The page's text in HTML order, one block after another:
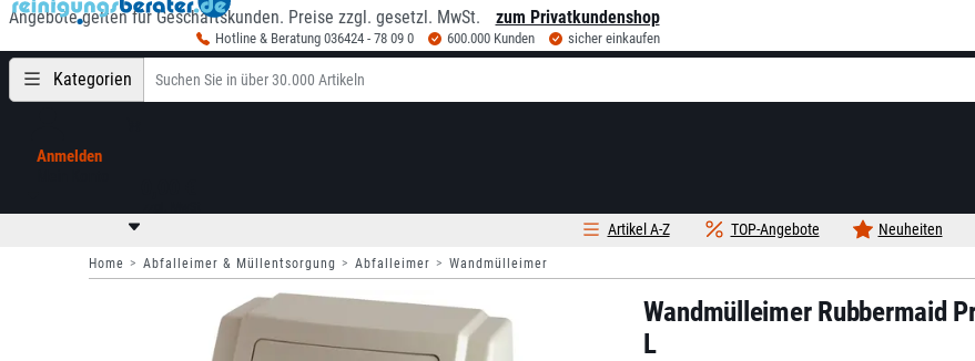
Angebote gelten für Geschäftskunden. Preise zzgl. gesetzl. MwSt. zum Privatkundenshop
Hotline & Beratung 036424 - 78 09 0 600.000 Kunden sicher einkaufen
Kategorien
Anmelden
Neuheiten
TOP-Angebote
Artikel A-Z
Home Abfalleimer & Müllentsorgung Abfalleimer Wandmülleimer
Wandmülleimer Rubbermaid
L